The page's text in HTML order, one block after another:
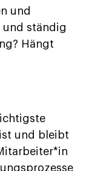
und
ständig
Hängt
und bleibt